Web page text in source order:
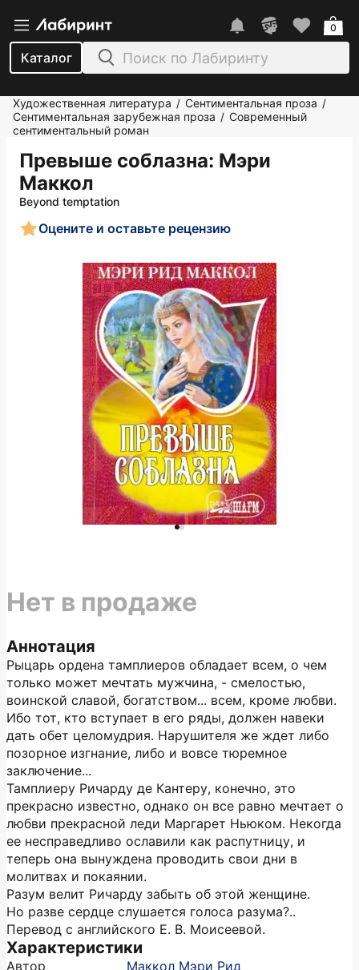
Каталог
0
Художественная литература / Сентиментальная проза /
Сентиментальная зарубежная проза / Современный
сентиментальный роман
Превыше соблазна: Мэри
Маккол
Beyond temptation
Оцените и оставьте рецензию
Аннотация
Рыцарь ордена тамплиеров обладает всем, о чем
только может мечтать мужчина, - смелостью,
воинской славой, богатством... всем, кроме любви.
Ибо тот, кто вступает в его ряды, должен навеки
дать обет целомудрия. Нарушителя же ждет либо
позорное изгнание, либо и вовсе тюремное
заключение...
Тамплиеру Ричарду де Кантеру, конечно, это
прекрасно известно, однако он все равно мечтает о
любви прекрасной леди Маргарет Ньюком. Некогда
ее несправедливо ославили как распутницу, и
теперь она вынуждена проводить свои дни в
молитвах и покаянии.
Разум велит Ричарду забыть об этой женщине.
Но разве сердце слушается голоса разума?..
Перевод с английского Е. В. Моисеевой.
Характеристики
Автор
Маккол Мэри Рид
Нет в продаже